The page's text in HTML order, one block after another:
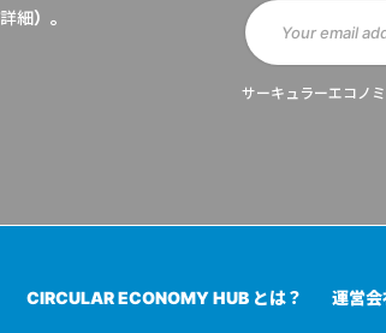
詳細）。
サーキュラーエコノ
CIRCULAR ECONOMY HUB とは？ 運営会